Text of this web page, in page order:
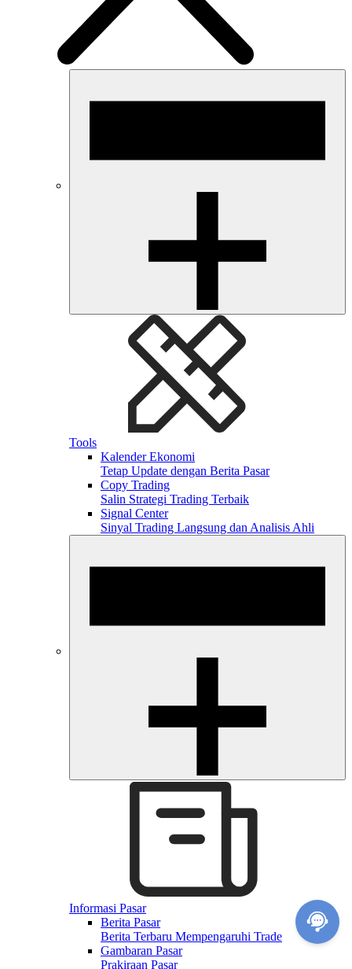
Tools
Kalender Ekonomi
Tetap Update dengan Berita Pasar
Copy Trading
Salin Strategi Trading Terbaik
Signal Center
Sinyal Trading Langsung dan Analisis Ahli
Informasi Pasar
Berita Pasar
Berita Terbaru Mempengaruhi Trade
Gambaran Pasar
Prakiraan Pasar